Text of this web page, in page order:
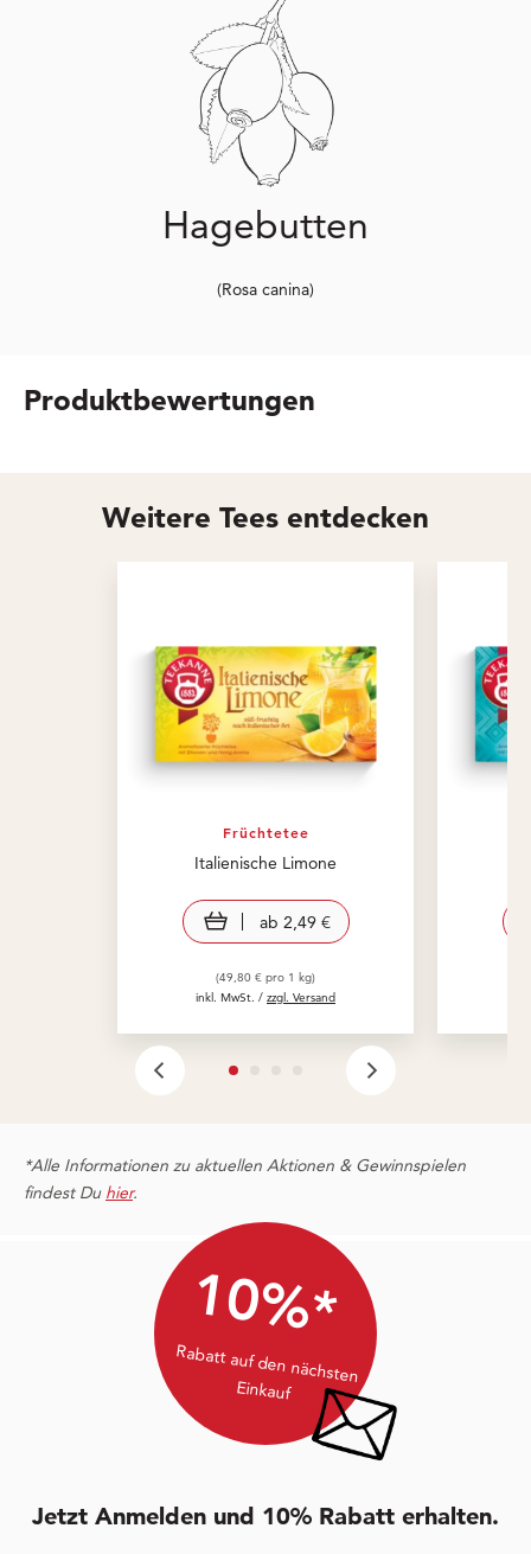
Hagebutten
(Rosa canina)
Produktbewertungen
Weitere Tees entdecken
Früchtetee
Italienische Limone
view product
ab 2,49 €
(49,80 € pro 1 kg)
inkl. MwSt. / zzgl. Versand
*Alle Informationen zu aktuellen Aktionen & Gewinnspielen
findest Du hier.
10%*
Rabatt auf den nächsten
Einkauf
Jetzt Anmelden und 10% Rabatt erhalten.